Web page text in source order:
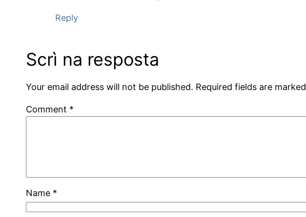
Reply
Scrì na resposta
Your email address will not be published. Required fields are marked
Comment *
Name *